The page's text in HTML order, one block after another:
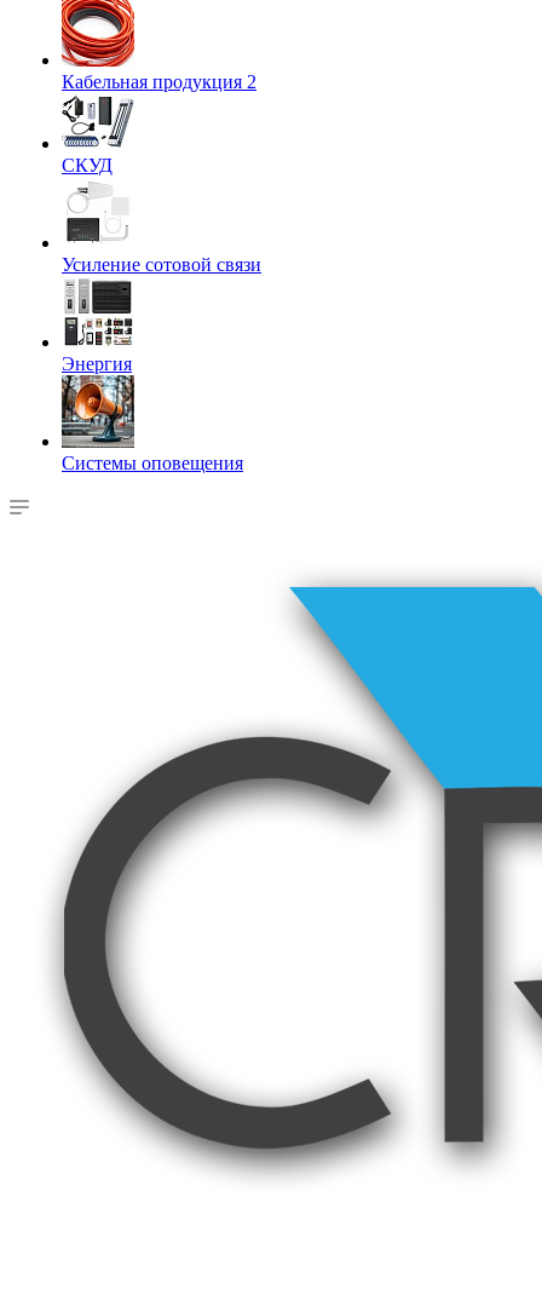
Кабельная продукция 2
СКУД
Усиление сотовой связи
Энергия
Системы оповещения